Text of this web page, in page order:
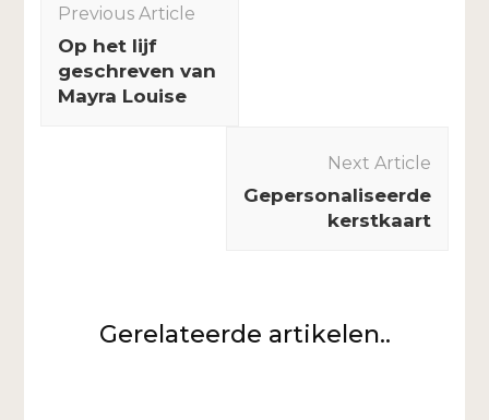
Navigation
Previous Article
Op het lijf
geschreven van
Mayra Louise
Next Article
Gepersonaliseerde
kerstkaart
Gerelateerde artikelen..